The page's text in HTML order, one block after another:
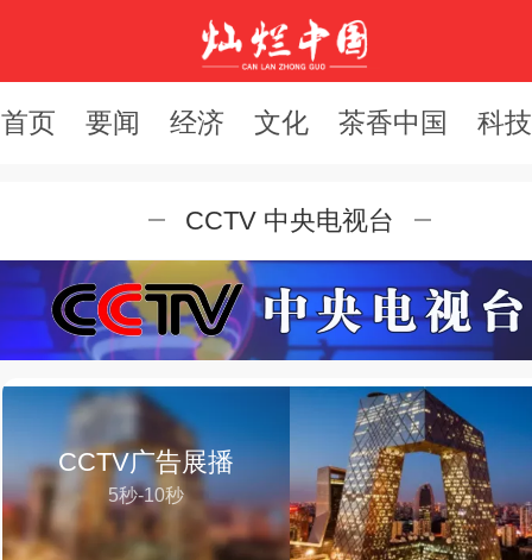
首页 要闻 经济 文化 茶香中国 科技
CCTV 中央电视台
CCTV广告展播
5秒-10秒